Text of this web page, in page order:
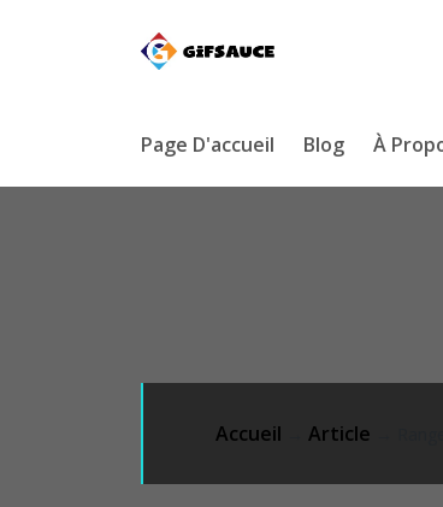
Page D'accueil Blog À
Accueil Article